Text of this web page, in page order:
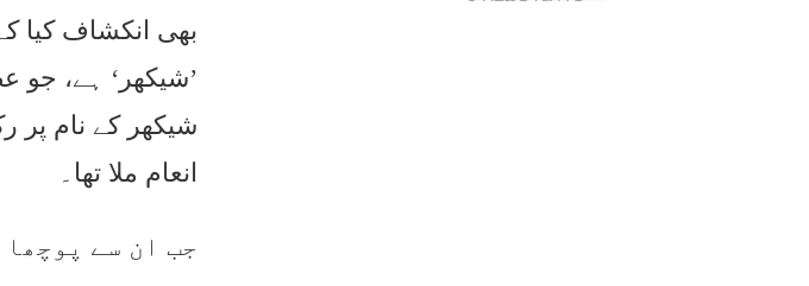
بھی انکشاف کیا
’شیکھر‘ ہے، جو
انعام ملا تھا۔
جب ان سے